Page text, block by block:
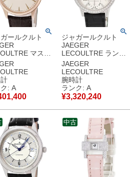
ールクルト
マスタ
ルトラスリム
K18PG無垢
ゴールド 超薄
ズ 腕時計自動
ベージュ 【中
古美品
: A
ジャガールクルト
JAEGER
LECOULTRE ランデ
ヴー パーペチュアル
カレンダー
Q3493420
342.3.21.S K18WG
無垢 純正ダイヤ メン
ズ 腕時計自動巻き シ
ルバー 【中古】中古
美品
JAEGER
LECOULTRE
腕時計
ランク: A
¥3,320,240
中古